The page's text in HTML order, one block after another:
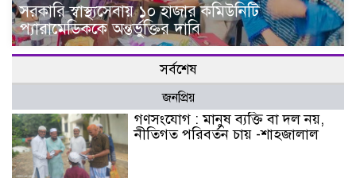
সরকারি স্বাস্থ্যসেবায় ১০ হাজার কমিউনিটি
প্যারামেডিককে অন্তর্ভুক্তির দাবি
সর্বশেষ
জনপ্রিয়
গণসংযোগ : মানুষ ব্যক্তি বা দল নয়,
নীতিগত পরিবর্তন চায় -শাহজালাল